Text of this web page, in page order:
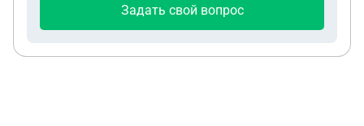
Задать свой вопрос